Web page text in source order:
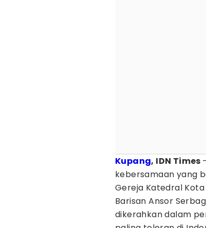
Kupang, IDN Times
kebersamaan yang
Gereja Katedral
Barisan Ansor
dikerahkan dalam